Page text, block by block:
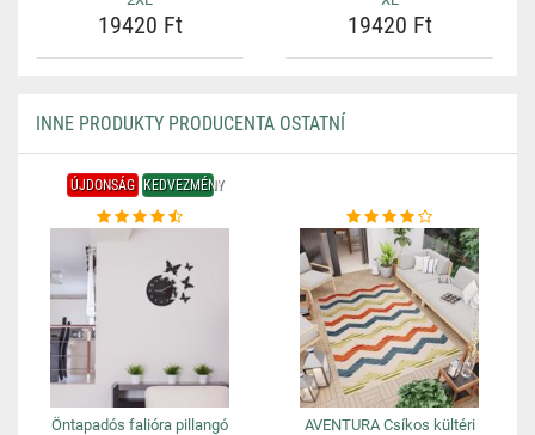
19420 Ft 19420 Ft
INNE PRODUKTY PRODUCENTA OSTATNÍ
ÚJDONSÁG KEDVEZMÉNY
Öntapadós falióra pillangó
AVENTURA Csíkos kültéri